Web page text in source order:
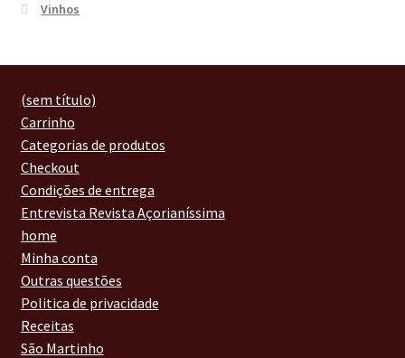
Vinhos
(sem título)
Carrinho
Categorias de produtos
Checkout
Condições de entrega
Entrevista Revista Açorianíssima
home
Minha conta
Outras questões
Politica de privacidade
Receitas
São Martinho